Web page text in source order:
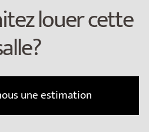
louer cette
une estimation